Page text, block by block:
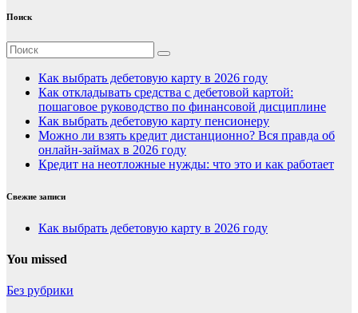
Поиск
Как выбрать дебетовую карту в 2026 году
Как откладывать средства с дебетовой картой:
пошаговое руководство по финансовой дисциплине
Как выбрать дебетовую карту пенсионеру
Можно ли взять кредит дистанционно? Вся правда об
онлайн-займах в 2026 году
Кредит на неотложные нужды: что это и как работает
Свежие записи
Как выбрать дебетовую карту в 2026 году
You missed
Без рубрики